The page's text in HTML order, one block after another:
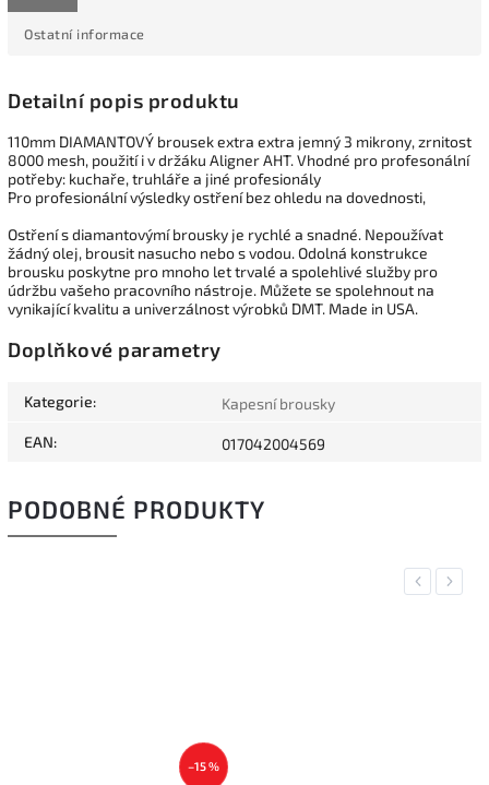
Ostatní informace
Detailní popis produktu
110mm DIAMANTOVÝ brousek extra extra jemný 3 mikrony, zrnitost
8000 mesh, použití i v držáku Aligner AHT. Vhodné pro profesonální
potřeby: kuchaře, truhláře a jiné profesionály
Pro profesionální výsledky ostření bez ohledu na dovednosti,
Ostření s diamantovýmí brousky je rychlé a snadné. Nepoužívat
žádný olej, brousit nasucho nebo s vodou. Odolná konstrukce
brousku poskytne pro mnoho let trvalé a spolehlivé služby pro
údržbu vašeho pracovního nástroje. Můžete se spolehnout na
vynikající kvalitu a univerzálnost výrobků DMT. Made in USA.
Doplňkové parametry
Kategorie: Kapesní brousky
EAN: 017042004569
PODOBNÉ PRODUKTY
Previous
–15 %
Next